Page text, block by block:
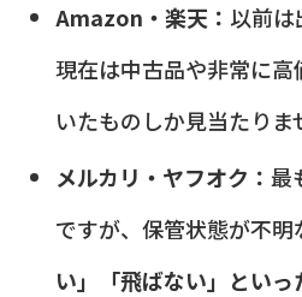
Amazon・楽天： 以前は
現在は中古品や非常に
いたものしか見当たりま
メルカリ・ヤフオク： 最
ですが、保管状態が不明
い」「飛ばない」といっ